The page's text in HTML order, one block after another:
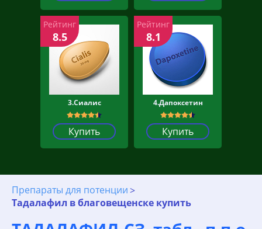
3.Сиалис
Купить
Рейтинг
8.5
4.Дапоксетин
Купить
Рейтинг
8.1
Препараты для потенции
Тадалафил в благовещенске купить